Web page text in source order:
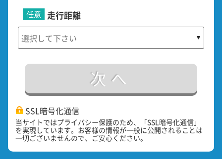
走行距離
任意
次へ
SSL暗号化通信
当サイトではプライバシー保護のため、「SSL暗号化通信」
を実現しています。お客様の情報が一般に公開されることは
一切ございませんので、ご安心ください。